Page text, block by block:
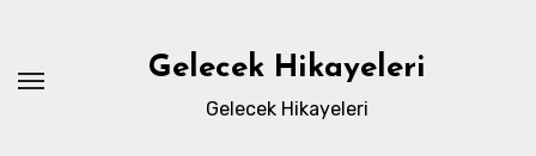
content
Gelecek Hikayeleri
Gelecek Hikayeleri